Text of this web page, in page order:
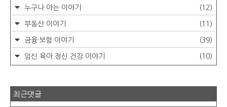
누구나 아는 이야기 (12)
부동산 이야기 (11)
금융·보험 이야기 (39)
임신.육아.정신.건강 이야기 (10)
최근댓글